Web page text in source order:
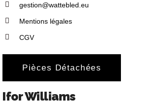
gestion@wattebled.eu
Mentions légales
CGV
Pièces Détachées
Ifor Williams